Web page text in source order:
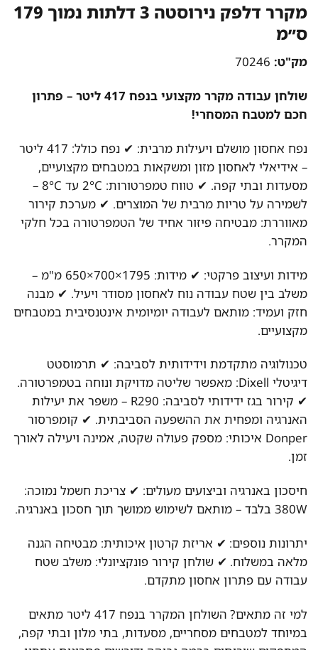
מקרר דלפק נירוסטה 3 דלתות נמוך 179
ס״מ
מק"ט:70246
שולחן עבודה מקרר מקצועי בנפח 417 ליטר – פתרון
חכם למטבח המסחרי!
נפח אחסון מושלם ויעילות מרבית: ✔ נפח כולל: 417 ליטר
– אידיאלי לאחסון מזון ומשקאות במטבחים מקצועיים,
מסעדות ובתי קפה. ✔ טווח טמפרטורות: 2°C עד 8°C –
לשמירה על טריות מרבית של המוצרים. ✔ מערכת קירור
מאווררת: מבטיחה פיזור אחיד של הטמפרטורה בכל חלקי
המקרר.
מידות ועיצוב פרקטי: ✔ מידות: 1795×700×650 מ"מ –
משלב בין שטח עבודה נוח לאחסון מסודר ויעיל. ✔ מבנה
חזק ועמיד: מותאם לעבודה יומיומית אינטנסיבית במטבחים
מקצועיים.
טכנולוגיה מתקדמת וידידותית לסביבה: ✔ תרמוסטט
דיגיטלי Dixell: מאפשר שליטה מדויקת ונוחה בטמפרטורה.
✔ קירור בגז ידידותי לסביבה: R290 – משפר את יעילות
האנרגיה ומפחית את ההשפעה הסביבתית. ✔ קומפרסור
Donper איכותי: מספק פעולה שקטה, אמינה ויעילה לאורך
זמן.
חיסכון באנרגיה וביצועים מעולים: ✔ צריכת חשמל נמוכה:
380W בלבד – מותאם לשימוש ממושך תוך חסכון באנרגיה.
יתרונות נוספים: ✔ אריזת קרטון איכותית: מבטיחה הגנה
מלאה במשלוח. ✔ שולחן קירור פונקציונלי: משלב שטח
עבודה עם פתרון אחסון מתקדם.
למי זה מתאים? השולחן המקרר בנפח 417 ליטר מתאים
במיוחד למטבחים מסחריים, מסעדות, בתי מלון ובתי קפה,